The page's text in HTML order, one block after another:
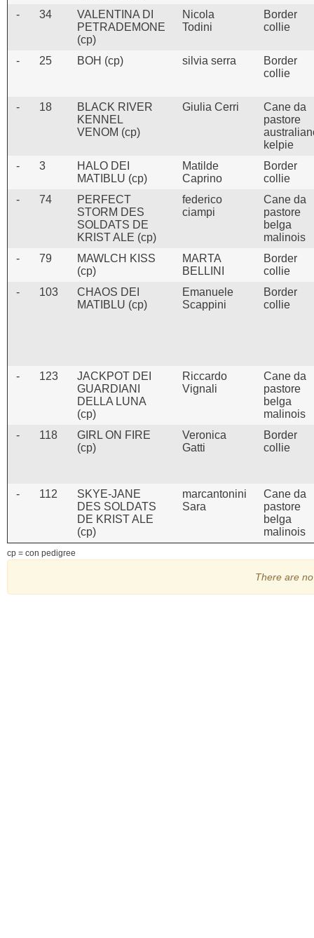
- 34
VALENTINA DI
PETRADEMONE
(cp)
Nicola
Todini
Border
collie
- 25 BOH (cp) silvia serra
Border
collie
- 18
BLACK RIVER
KENNEL
VENOM (cp)
Giulia Cerri
Cane da
pastore
kelpie
-
3
HALO DEI
MATIBLU (cp)
Matilde
Caprino
Border
collie
-
74
PERFECT
STORM DES
SOLDATS DE
KRIST ALE (cp)
federico
ciampi
Cane da
pastore
belga
malinois
-
79
MAWLCH KISS
(cp)
MARTA
BELLINI
Border
collie
-
103
CHAOS DEI
MATIBLU (cp)
Emanuele
Scappini
Border
collie
- 123
JACKPOT DEI
GUARDIANI
DELLA LUNA
(cp)
Riccardo
Vignali
Cane da
pastore
belga
malinois
-
118
GIRL ON FIRE
(cp)
Veronica
Gatti
Border
collie
- 112
SKYE-JANE
DES SOLDATS
DE KRIST ALE
(cp)
marcantonini
Sara
Cane da
pastore
belga
malinois
cp = con pedigree
There are